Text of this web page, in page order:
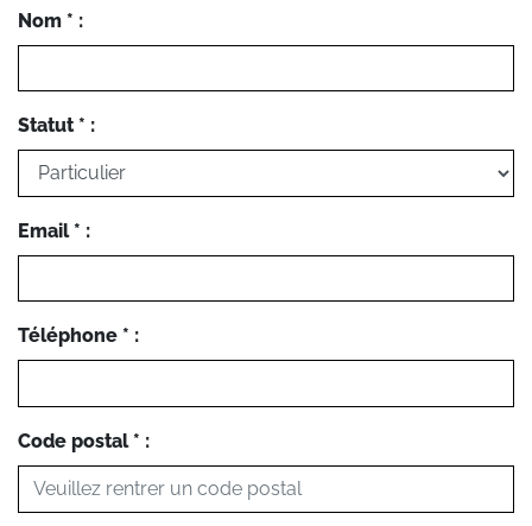
Nom * :
Statut * :
Email * :
Téléphone * :
Code postal * :